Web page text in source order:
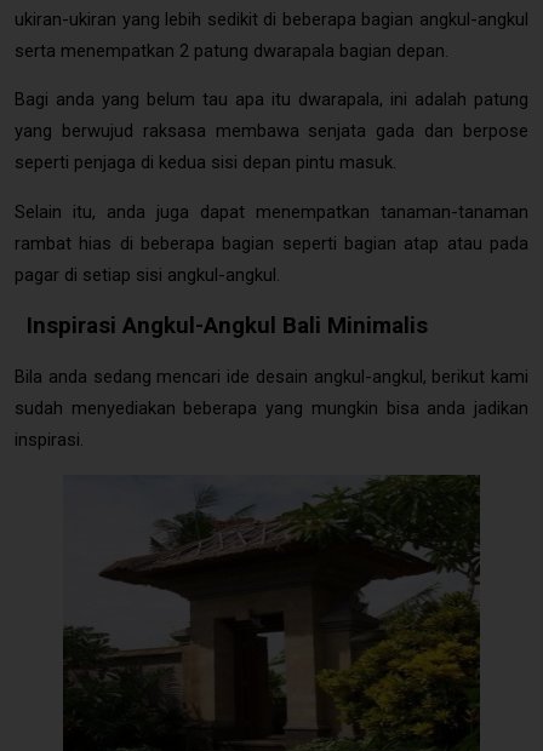
ukiran-ukiran yang lebih sedikit di beberapa bagian angkul-angkul
serta menempatkan 2 patung dwarapala bagian depan.
Bagi anda yang belum tau apa itu dwarapala, ini adalah patung
yang berwujud raksasa membawa senjata gada dan berpose
seperti penjaga di kedua sisi depan pintu masuk.
Selain itu, anda juga dapat menempatkan tanaman-tanaman
rambat hias di beberapa bagian seperti bagian atap atau pada
pagar di setiap sisi angkul-angkul.
Inspirasi Angkul-Angkul Bali Minimalis
Bila anda sedang mencari ide desain angkul-angkul, berikut kami
sudah menyediakan beberapa yang mungkin bisa anda jadikan
inspirasi.